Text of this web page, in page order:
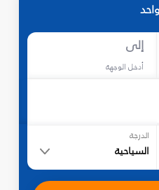
إلى
أدخل الوجهة
الدرجة
السياحية